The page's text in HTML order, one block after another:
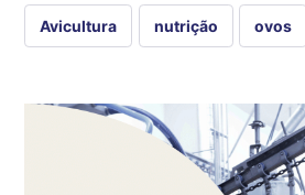
Avicultura nutrição ovos